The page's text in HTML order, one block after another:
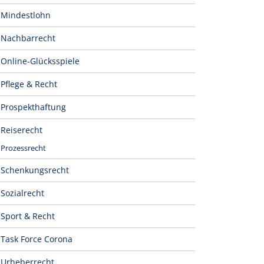
Mindestlohn
Nachbarrecht
Online-Glücksspiele
Pflege & Recht
Prospekthaftung
Reiserecht
Prozessrecht
Schenkungsrecht
Sozialrecht
Sport & Recht
Task Force Corona